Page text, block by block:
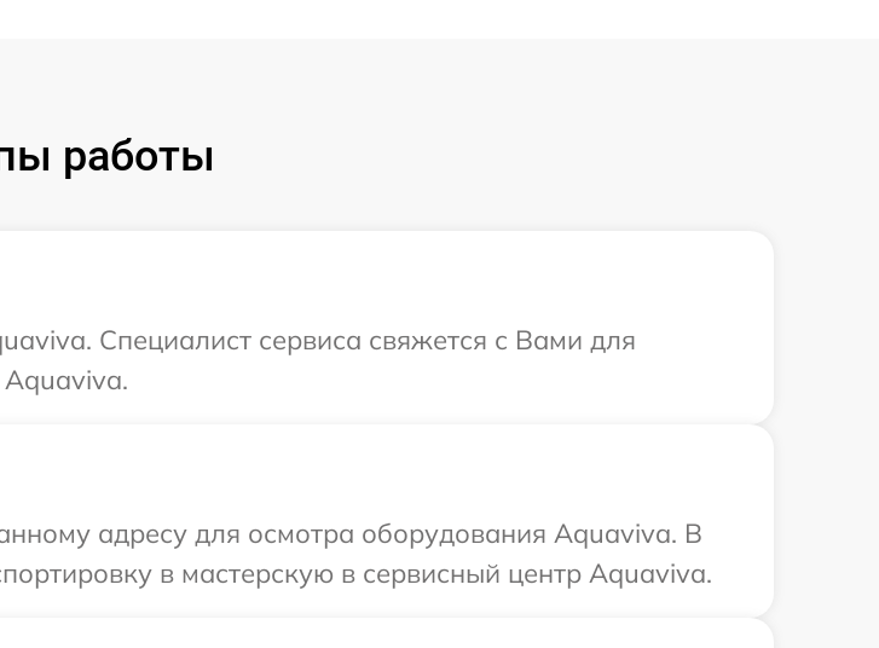
работы
Специалист сервиса свяжется с Вами для
адресу для осмотра оборудования Aquaviva. В
в мастерскую в сервисный центр Aquaviva.